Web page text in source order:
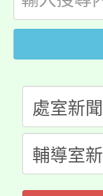
田徑
桃園
視費
半價
者。
大園
份教
淨零
會
115
程